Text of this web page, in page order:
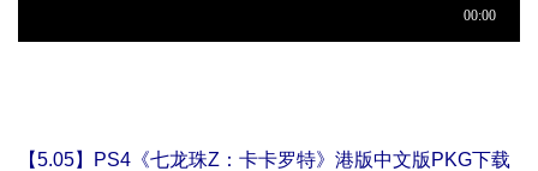
【5.05】PS4《七龙珠Z：卡卡罗特》港版中文版PKG下载